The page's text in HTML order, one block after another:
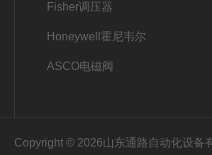
Fisher调压器
Honeywell霍尼韦尔
ASCO电磁阀
Copyright © 2026山东通路自动化设